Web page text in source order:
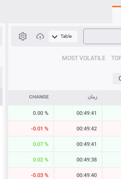
Table
MOST VOLATILE
زمان CHANGE
00:49:41
0.00 %
00:49:42
-0.01 %
00:49:42
0.07 %
00:49:38
0.02 %
00:49:40
-0.03 %